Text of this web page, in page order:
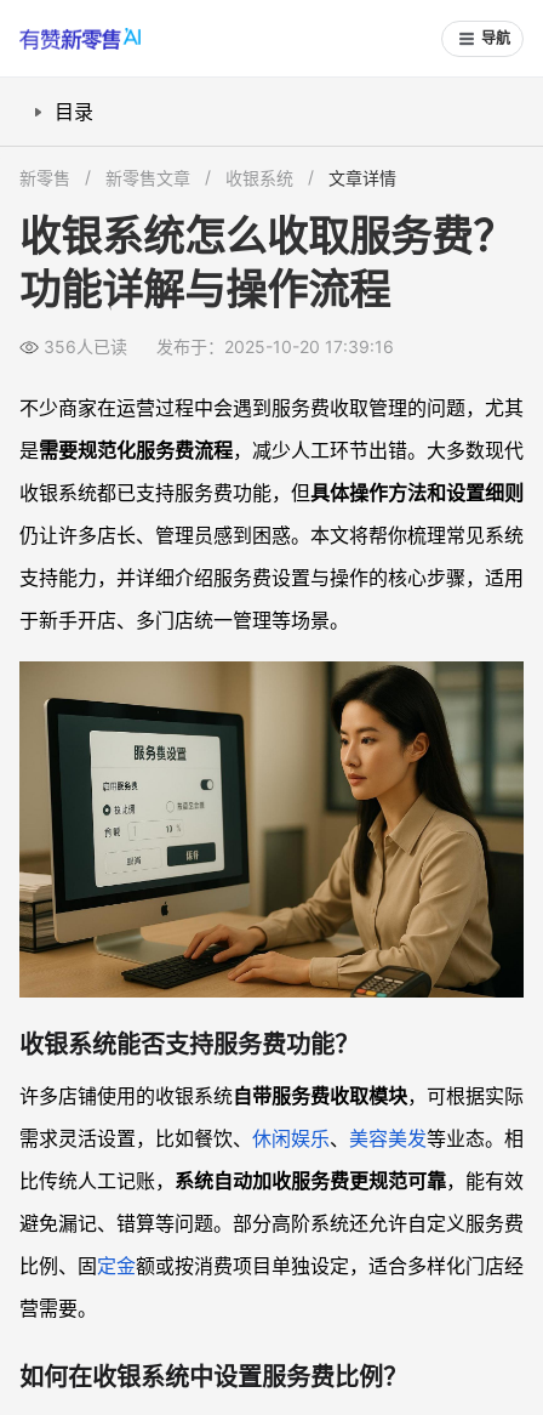
导航
目录
收银员操作时如何收取并显示服务费？
多门店如何统一服务费收取标准？
收银系统可否临时修改某笔订单的服务费？
服务费功能会影响账务核算吗？
新零售 新零售文章 收银系统 文章详情
收银系统怎么收取服务费？
功能详解与操作流程
356人已读 发布于：2025-10-20 17:39:16
不少商家在运营过程中会遇到服务费收取管理的问题，尤其
是需要规范化服务费流程，减少人工环节出错。大多数现代
收银系统都已支持服务费功能，但具体操作方法和设置细则
仍让许多店长、管理员感到困惑。本文将帮你梳理常见系统
支持能力，并详细介绍服务费设置与操作的核心步骤，适用
于新手开店、多门店统一管理等场景。
收银系统能否支持服务费功能？
许多店铺使用的收银系统自带服务费收取模块，可根据实际
需求灵活设置，比如餐饮、 休闲娱乐、 美容美发等业态。相
比传统人工记账， 系统自动加收服务费更规范可靠，能有效
避免漏记、错算等问题。部分高阶系统还允许自定义服务费
比例、固定金额或按消费项目单独设定，适合多样化门店经
营需要。
如何在收银系统中设置服务费比例？